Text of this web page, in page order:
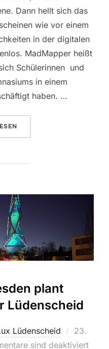
Dann hellt sich das
wie vor einem
in der digitalen
MadMapper heißt
Schülerinnen und
in einem
haben. …
„PROJEKT „URBAN GLOW
plant
Lüdenscheid
Lüdenscheid
am
23.
sind deaktiviert